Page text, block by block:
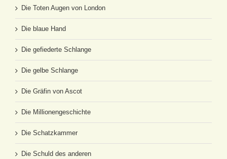
Die Toten Augen von London
Die blaue Hand
Die gefiederte Schlange
Die gelbe Schlange
Die Gräfin von Ascot
Die Millionengeschichte
Die Schatzkammer
Die Schuld des anderen